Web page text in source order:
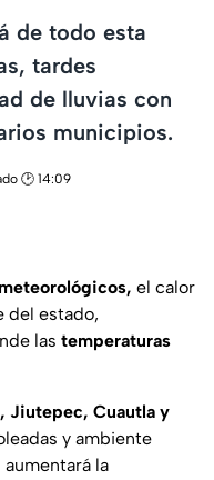
de todo esta
tardes
de lluvias con
municipios.
🕑 14:09
el calor
del estado,
las temperaturas
Jiutepec, Cuautla y
y ambiente
la